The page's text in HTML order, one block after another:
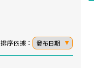
排序依據： 發布日期